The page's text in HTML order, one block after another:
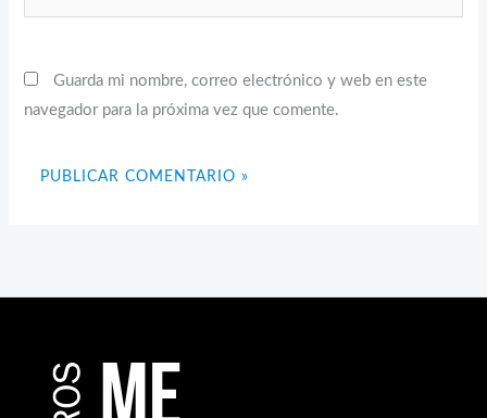
Guarda mi nombre, correo electrónico y web en este
navegador para la próxima vez que comente.